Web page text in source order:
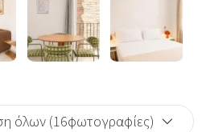
όλων (16φωτογραφίες)